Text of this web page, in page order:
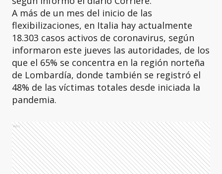
A más de un mes del inicio de las
flexibilizaciones, en Italia hay actualmente
18.303 casos activos de coronavirus, según
informaron este jueves las autoridades, de los
que el 65% se concentra en la región norteña
de Lombardía, donde también se registró el
48% de las víctimas totales desde iniciada la
pandemia.
Ads